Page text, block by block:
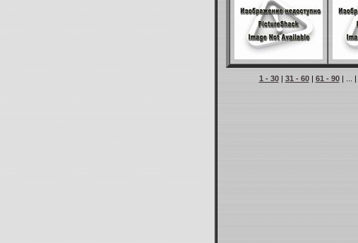
1 - 30| 31 - 60| 61 - 90| ... |